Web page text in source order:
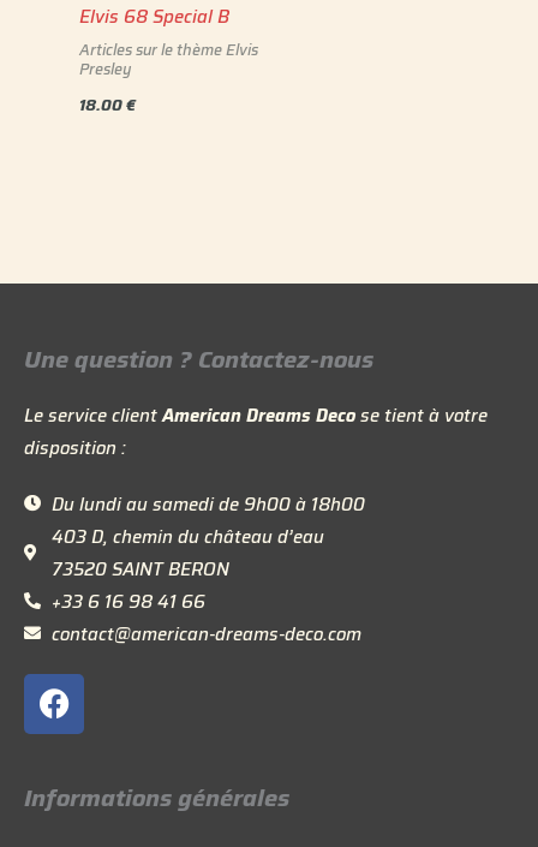
Elvis 68 Special B
Articles sur le thème Elvis
Presley
18.00€
Une question ? Contactez-nous
Le service clientAmerican Dreams Decose tient à votre
disposition :
Du lundi au samedi de 9h00 à 18h00
403 D, chemin du château d’eau
73520 SAINT BERON
+33 6 16 98 41 66
contact@american-dreams-deco.com
F
a
c
e
b
Informations générales